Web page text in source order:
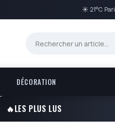
☀ 21°C
DÉCORATION
🔥LES PLUS LUS